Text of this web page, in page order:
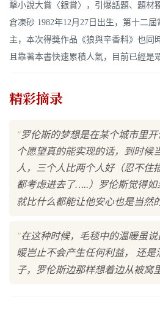
擊小說大賞〈銀賞〉，引爆話題、題材
倉凍砂 1982年12月27日出生，第十二
主，本次得獎作品《狼與辛香料》也同
且靠著本書快速累積人氣，目前已經是
精彩摘录
"罗伦斯的梦想是在某个城市里
个愿望真的能实现的话，到时候
人，三个人比两个人好（忍不住
都考虑进去了…..）罗伦斯觉得
就比什么都能让他安心也是当然的
"在这种时候，毛毯中的温暖虽
暖岂止不会产生任何利益， 还是
子，罗伦斯边那样想着边从被窝